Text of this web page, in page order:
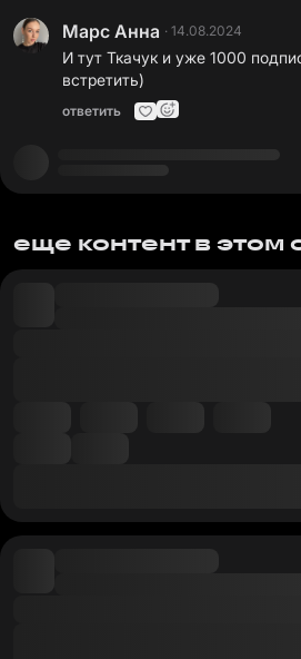
Марс Анна · 14.08.2024
И тут Ткачук и уже 1000
встретить)
ответить
еще контент в этом